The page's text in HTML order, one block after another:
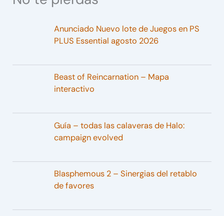
Anunciado Nuevo lote de Juegos en PS
PLUS Essential agosto 2026
Beast of Reincarnation – Mapa
interactivo
Guía – todas las calaveras de Halo:
campaign evolved
Blasphemous 2 – Sinergias del retablo
de favores